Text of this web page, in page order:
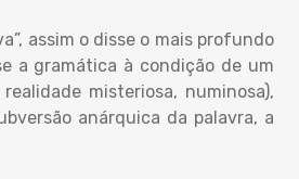
assim o disse o mais profundo
a gramática à condição de um
misteriosa, numinosa),
anárquica da palavra, a